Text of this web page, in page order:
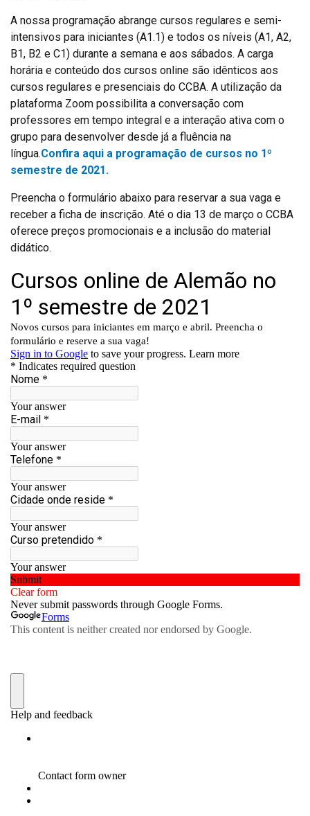
A nossa programação abrange cursos regulares e semi-
intensivos para iniciantes (A1.1) e todos os níveis (A1, A2,
B1, B2 e C1) durante a semana e aos sábados. A carga
horária e conteúdo dos cursos online são idênticos aos
cursos regulares e presenciais do CCBA. A utilização da
plataforma Zoom possibilita a conversação com
professores em tempo integral e a interação ativa com o
grupo para desenvolver desde já a fluência na
língua.Confira aqui a programação de cursos no 1º
semestre de 2021.
Preencha o formulário abaixo para reservar a sua vaga e
receber a ficha de inscrição. Até o dia 13 de março o CCBA
oferece preços promocionais e a inclusão do material
didático.